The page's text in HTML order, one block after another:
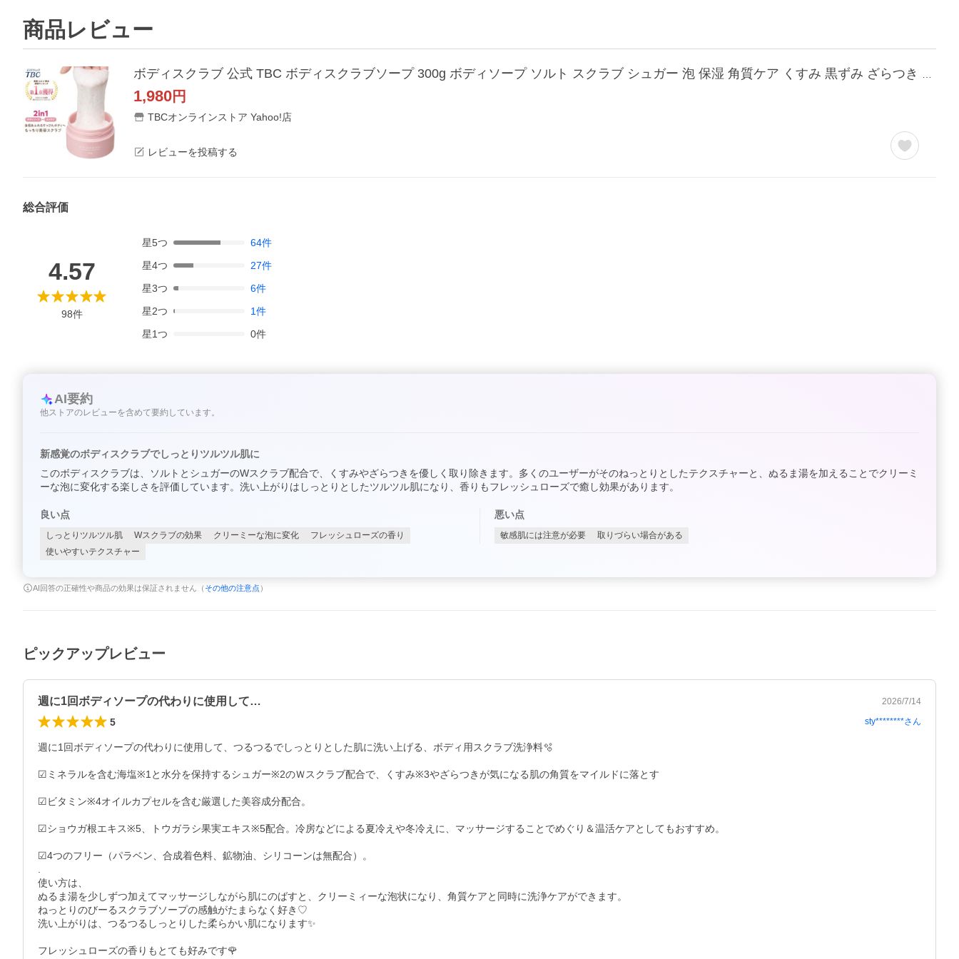
商品レビュー
1,980円
TBCオンラインストア Yahoo!店
レビューを投稿する
総合評価
4.57
98件
星5つ 64件
星4つ 27件
星3つ 6件
星2つ 1件
星1つ 0件
AI要約
他ストアのレビューを含めて要約しています。
新感覚のボディスクラブでしっとりツルツル肌に
このボディスクラブは、ソルトとシュガーのWスクラブ配合で、くすみやざらつきを優しく取り除きます。多くのユーザーがそのねっとりとしたテクスチャーと、ぬるま湯を加えることでクリーミ
ーな泡に変化する楽しさを評価しています。洗い上がりはしっとりとしたツルツル肌になり、香りもフレッシュローズで癒し効果があります。
良い点
しっとりツルツル肌 Wスクラブの効果 クリーミーな泡に変化
フレッシュローズの香り
使いやすいテクスチャー
悪い点
敏感肌には注意が必要 取りづらい場合がある
AI回答の正確性や商品の効果は保証されません（ その他の注意点 ）
ピックアップレビュー
週に1回ボディソープの代わりに使用して… 2026/7/14
5 sty********さん
週に1回ボディソープの代わりに使用して、つるつるでしっとりとした肌に洗い上げる、ボディ用スクラブ洗浄料🫧
☑︎ミネラルを含む海塩※1と水分を保持するシュガー※2のＷスクラブ配合で、くすみ※3やざらつきが気になる肌の角質をマイルドに落とす
☑︎ビタミン※4オイルカプセルを含む厳選した美容成分配合。
☑︎ショウガ根エキス※5、トウガラシ果実エキス※5配合。冷房などによる夏冷えや冬冷えに、マッサージすることでめぐり＆温活ケアとしてもおすすめ。
☑︎4つのフリー（パラベン、合成着色料、鉱物油、シリコーンは無配合）。
使い方は、
ぬるま湯を少しずつ加えてマッサージしながら肌にのばすと、クリーミィーな泡状になり、角質ケアと同時に洗浄ケアができます。
ねっとりのびーるスクラブソープの感触がたまらなく好き♡
洗い上がりは、つるつるしっとりした柔らかい肌になります✨
フレッシュローズの香りもとても好みです🌹